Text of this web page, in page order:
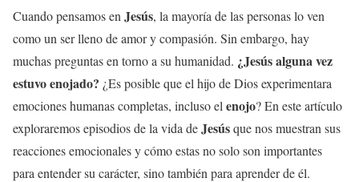
Cuando pensamos en Jesús, la mayoría de las personas lo ven
como un ser lleno de amor y compasión. Sin embargo, hay
muchas preguntas en torno a su humanidad. ¿Jesúsalguna vez
estuvo enojado? ¿Es posible que el hijo de Dios experimentara
emociones humanas completas, incluso el enojo? En este artículo
exploraremos episodios de la vida deJesúsque nos muestran sus
reacciones emocionales y cómo estas no solo son importantes
para entender su carácter, sino también para aprender de él.